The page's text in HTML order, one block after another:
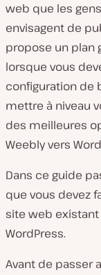
web que les
envisagent de
propose un plan
lorsque vous
configuration de
mettre à niveau
des meilleures
Weebly vers
Dans ce guide
que vous devez
site web existant
WordPress.
Avant de passer